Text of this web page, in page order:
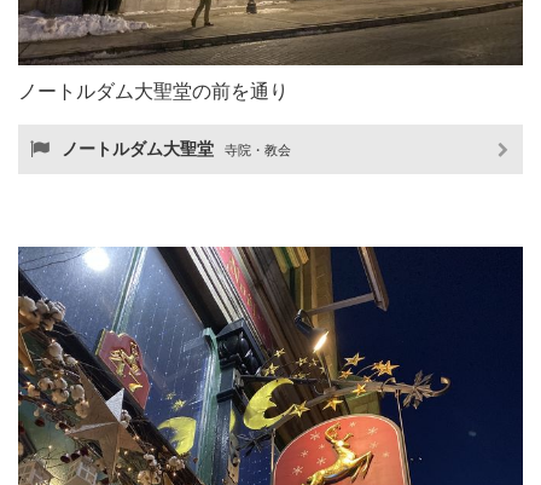
ノートルダム大聖堂の前を通り
ノートルダム大聖堂 寺院・教会